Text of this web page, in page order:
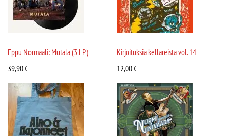
Eppu Normaali: Mutala (3 LP)
39,90€
Kirjoituksia kellareista vol. 14
12,00€